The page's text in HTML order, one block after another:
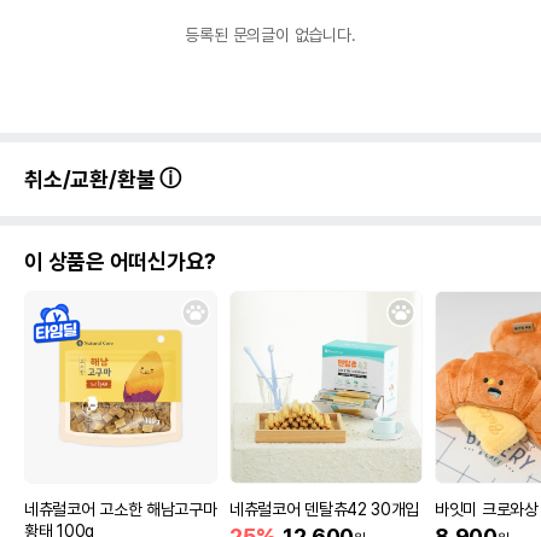
등록된 문의글이 없습니다.
취소/교환/환불
이 상품은 어떠신가요?
네츄럴코어 고소한 해남고구마
황태 100g
네츄럴코어 덴탈츄42 30개입 바잇미 크로와